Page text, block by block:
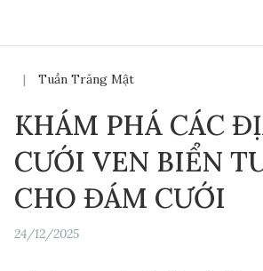
TRANG CHỦ
VÁY CƯỚI
SỰ KIỆN CƯỚI CƯỚI
| Tuần Trăng Mật
KHÁM PHÁ CÁC
CƯỚI VEN BIỂN
CHO ĐÁM CƯỚI
24/12/2025